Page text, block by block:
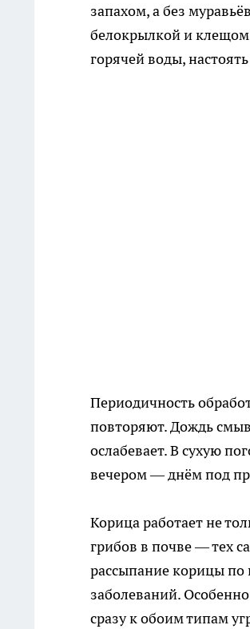
запахом, а без
белокрылкой и
горячей воды,
Периодичность
повторяют. Дождь
ослабевает. В сухую
вечером — днём под
Корица работает не
грибов в почве — тех
рассыпание корицы по
заболеваний.
сразу к обоим типам